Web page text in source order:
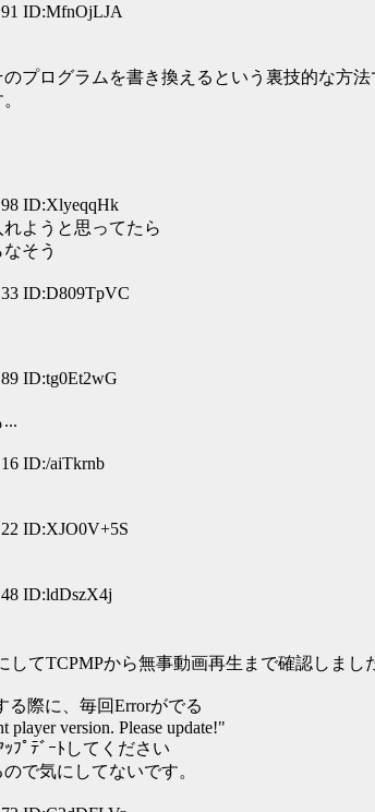
ID:MfnOjLJA
プログラムを書き換えるという裏技的な方
ID:XlyeqqHk
ようと思ってたら
そう
ID:D809TpVC
ID:tg0Et2wG
ID:/aiTkrnb
ID:XJO0V+5S
ID:ldDszX4j
てTCPMPから無事動画再生まで確認しまし
る際に、毎回Errorがでる
version. Please update!"
ﾌﾟﾃﾞｰﾄしてください
で気にしてないです。